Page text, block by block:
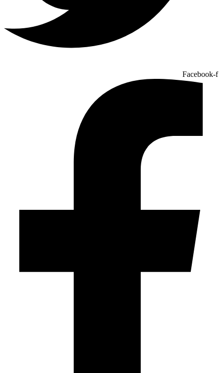
Facebook-f